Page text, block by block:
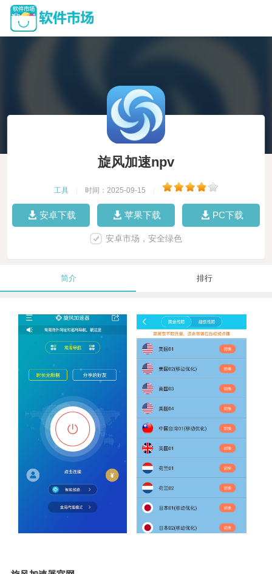
旋风加速npv
工具 时间：2025-09-15
安卓下载 苹果下载 PC下载
安卓市场，安全绿色
简介 排行